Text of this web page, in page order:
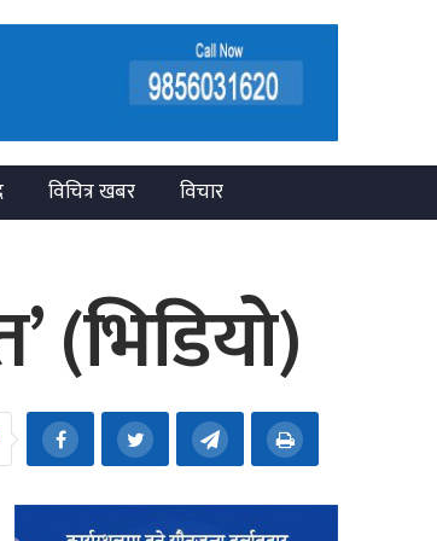
विचित्र खबर
विचार
(भिडियो)